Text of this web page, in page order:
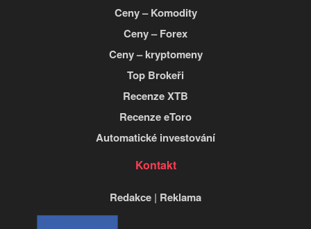
Ceny – Komodity
Ceny – Forex
Ceny – kryptomeny
Top Brokeři
Recenze XTB
Recenze eToro
Automatické investování
Kontakt
Redakce | Reklama